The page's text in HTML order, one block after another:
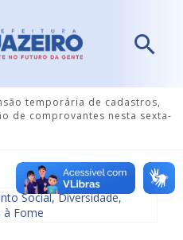
temporária de cadastros,
de comprovantes nesta sexta-
Social, Diversidade,
à Fome